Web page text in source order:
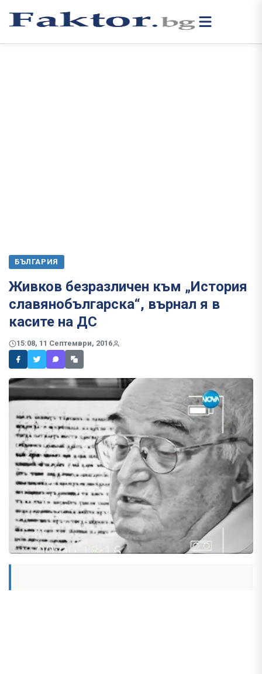
БЪЛГАРИЯ
​Живков безразличен към „История
славянобългарска“, върнал я в
касите на ДС
15:08, 11 Септември, 2016